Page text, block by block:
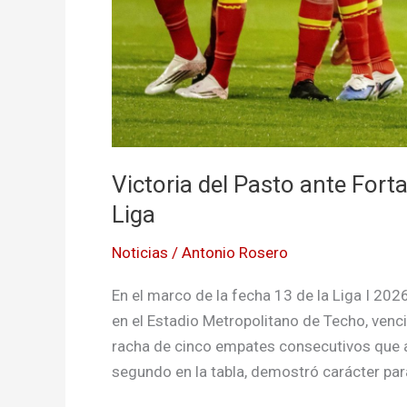
Victoria del Pasto ante
Liga
Noticias / Antonio Rosero
En el marco de la fecha 13 de la Liga I
en el Estadio Metropolitano de Techo,
racha de cinco empates consecutivos
segundo en la tabla, demostró carácter